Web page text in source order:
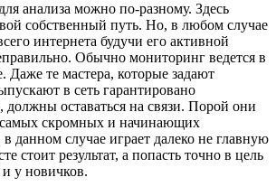
анализа можно по-разному. Здесь
собственный путь. Но, в любом случае
интернета будучи его активной
Обычно мониторинг ведется в
Даже те мастера, которые задают
в сеть гарантировано
должны оставаться на связи. Порой они
скромных и начинающих
данном случае играет далеко не главную
стоит результат, а попасть точно в цель
и у новичков.